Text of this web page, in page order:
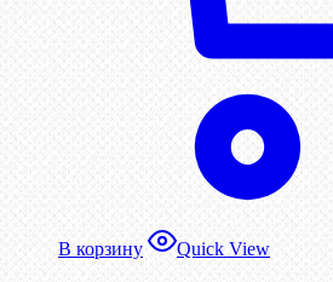
В корзину Quick View